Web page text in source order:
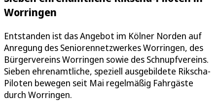
Worringen
Entstanden ist das Angebot im Kölner Norden auf
Anregung des Seniorennetzwerkes Worringen, des
Bürgervereins Worringen sowie des Schnupfvereins.
Sieben ehrenamtliche, speziell ausgebildete Rikscha-
Piloten bewegen seit Mai regelmäßig Fahrgäste
durch Worringen.